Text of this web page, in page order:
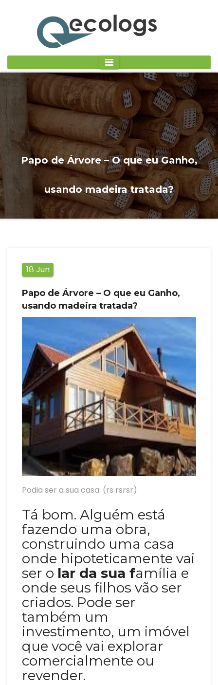
Papo de Árvore – O que eu Ganho,
usando madeira tratada?
18 Jun
Papo de Árvore – O que eu Ganho,
usando madeira tratada?
Podia ser a sua casa. (rs rsrsr)
Tá bom. Alguém está
fazendo uma obra,
construindo uma casa
onde hipoteticamente vai
ser o lar da sua família e
onde seus filhos vão ser
criados. Pode ser
também um
investimento, um imóvel
que você vai explorar
comercialmente ou
revender.